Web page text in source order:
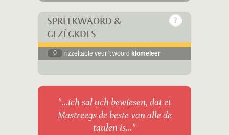
SPREEKWÄÖRD &
GEZÈGKDES
0 rizzeltaote veur 't woord klomeleer
"...ich sal uch bewiesen, dat et
Mastreegs de beste van alle de
taulen is..."